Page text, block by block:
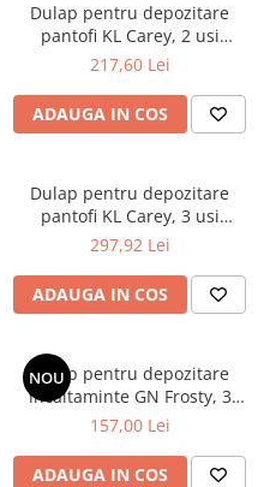
Dulap pentru depozitare
pantofi KL Carey, 2 usi
rabatabile, 4 rafturi, Pal
217,60 Lei
ADAUGA IN COS
Dulap pentru depozitare
pantofi KL Carey, 3 usi
rabatabile, 6 rafturi, Pal
297,92 Lei
ADAUGA IN COS
NOU
Dulap pentru depozitare
incaltaminte GN Frosty, 3
rafturi, Pal Melaminat, alb
157,00 Lei
ADAUGA IN COS